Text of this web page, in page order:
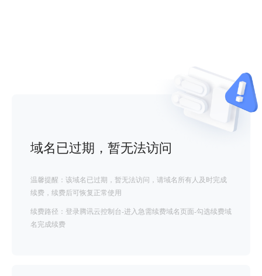
域名已过期，暂无法访问
温馨提醒：该域名已过期，暂无法访问，请域名所有人及时完成
续费，续费后可恢复正常使用
续费路径：登录腾讯云控制台-进入急需续费域名页面-勾选续费域
名完成续费